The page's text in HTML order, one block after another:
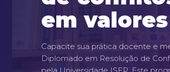
em
Capacite sua prática docente e
Diplomado em Resolução de